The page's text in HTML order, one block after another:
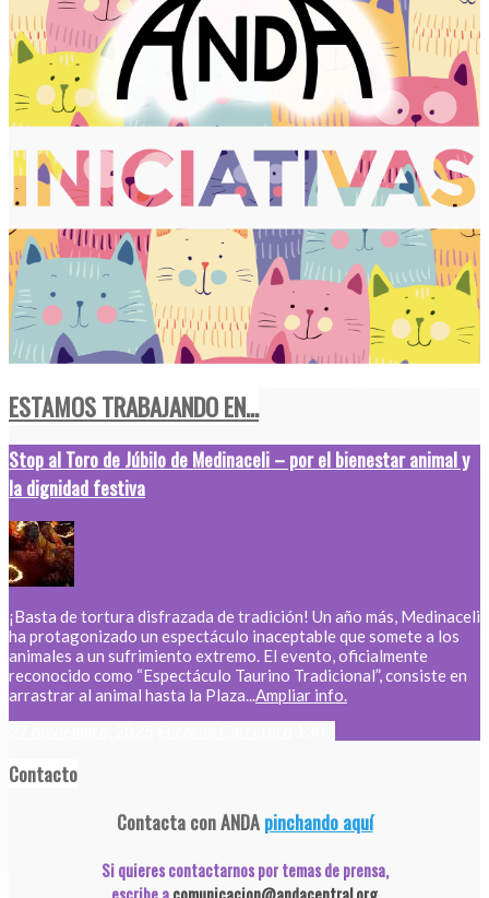
ESTAMOS TRABAJANDO EN...
Stop al Toro de Júbilo de Medinaceli – por el bienestar animal y
la dignidad festiva
¡Basta de tortura disfrazada de tradición! Un año más, Medinaceli
ha protagonizado un espectáculo inaceptable que somete a los
animales a un sufrimiento extremo. El evento, oficialmente
reconocido como “Espectáculo Taurino Tradicional”, consiste en
arrastrar al animal hasta la Plaza...Ampliar info.
Contacto
Contacta con ANDApinchando aquí
Si quieres contactarnos por temas de prensa,